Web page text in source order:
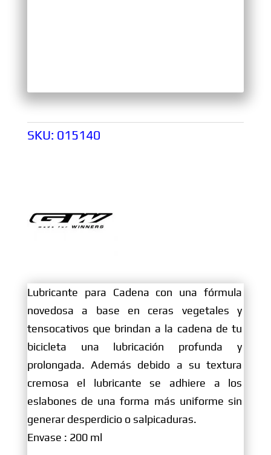
SKU: 015140
Lubricante para Cadena con una fórmula
novedosa a base en ceras vegetales y
tensocativos que brindan a la cadena de tu
bicicleta una lubricación profunda y
prolongada. Además debido a su textura
cremosa el lubricante se adhiere a los
eslabones de una forma más uniforme sin
generar desperdicio o salpicaduras.
Envase : 200 ml